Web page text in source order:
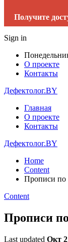
Получите
Sign in
О проекте
Контакты
Дефектолог.BY
Главная
О проекте
Контакты
Дефектолог.BY
Home
Content
Прописи по
Content
Прописи
Last updated Окт